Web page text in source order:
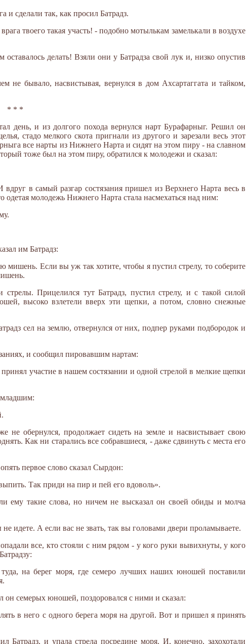
и сделали так, как просил Батрадз.
твоего такая участь! - подобно мотылькам замелькали в воздухе
делать! Взяли они у Батрадза свой лук и, низко опустив
не бывало, насвистывая, вернулся в дом Ахсартаггата и тайком,
* * *
день, и из долгого похода вернулся нарт Бурафарныг. Решил он
стадо мелкого скота пригнали из другого и зарезали весь этот
все нарты из Нижнего Нарта и сидят на этом пиру - на славном
тоже был на этом пиру, обратился к молодежи и сказал:
в самый разгар состязания пришел из Верхнего Нарта весь в
одетая молодежь Нижнего Нарта стала насмехаться над ним:
им Батрадз:
Если вы уж так хотите, чтобы я пустил стрелу, то соберите
Прицелился тут Батрадз, пустил стрелу, и с такой силой
высоко взлетели вверх эти щепки, а потом, словно снежные
сел на землю, отвернулся от них, подпер руками подбородок и
и сообщил пировавшим нартам:
участие в нашем состязании и одной стрелой в мелкие щепки
младшим:
не обернулся, продолжает сидеть на земле и насвистывает свою
Как ни старались все собравшиеся, - даже сдвинуть с места его
первое слово сказал Сырдон:
Так приди на пир и пей его вдоволь».
ему такие слова, но ничем не высказал он своей обиды и молча
идете. А если вас не звать, так вы головами двери проламываете.
все, кто стояли с ним рядом - у кого руки вывихнуты, у кого
на берег моря, где семеро лучших наших юношей поставили
он семерых юношей, поздоровался с ними и сказал:
в него с одного берега моря на другой. Вот и пришел я принять
и упала стрела посредине моря. И, конечно, захохотали